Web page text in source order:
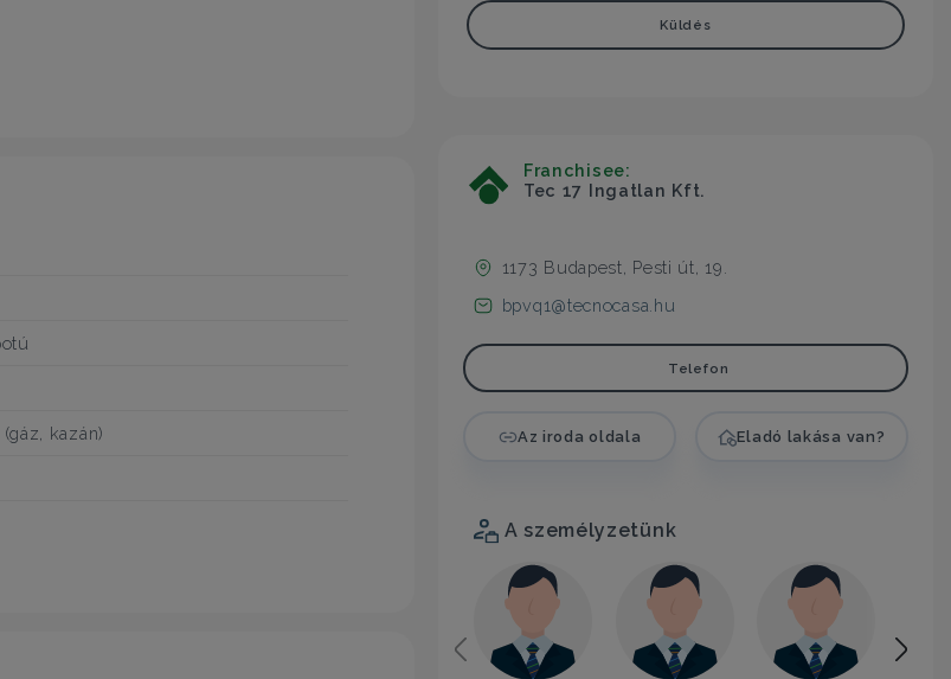
kazán)
Küldés
Franchisee:
Tec 17 Ingatlan Kft.
1173 Budapest, Pesti út, 19.
bpvq1@tecnocasa.hu
Telefon
Az iroda oldala Eladó lakása van?
A személyzetünk